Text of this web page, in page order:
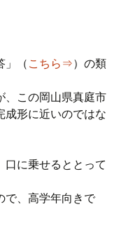
」（ こちら⇒）の類
、この岡山県真庭市
成形に近いのではな
口に乗せるととって
で、高学年向きで